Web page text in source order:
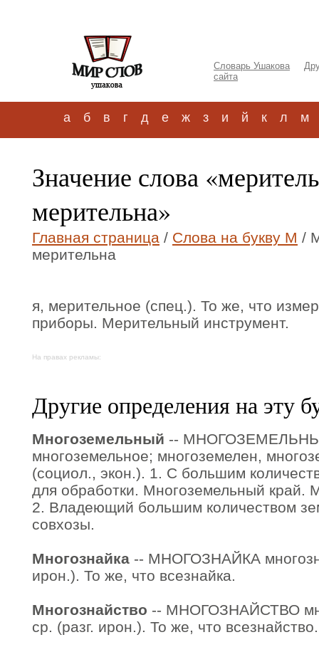
Словарь Ушакова
сайта
а б в г д е ж з и й к л м
Значение слова
мерительна»
Главная страница / Слова на букву М /
мерительна
я, мерительное (спец.). То же, что
приборы. Мерительный инструмент.
На правах рекламы:
Другие определения на эту
Многоземельный --
многоземельное; многоземелен,
(социол., экон.). 1. С большим
для обработки. Многоземельный край.
2. Владеющий большим количеством
совхозы.
Многознайка -- МНОГОЗНАЙКА
ирон.). То же, что всезнайка.
Многознайство -- МНОГОЗНАЙСТВО
ср. (разг. ирон.). То же, что всезнайство.